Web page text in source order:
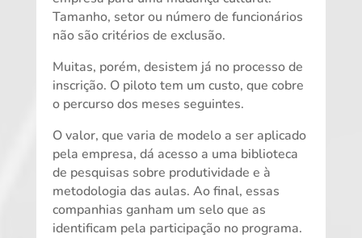
Tamanho, setor ou número de funcionários
não são critérios de exclusão.
Muitas, porém, desistem já no processo de
inscrição. O piloto tem um custo, que cobre
o percurso dos meses seguintes.
O valor, que varia de modelo a ser aplicado
pela empresa, dá acesso a uma biblioteca
de pesquisas sobre produtividade e à
metodologia das aulas. Ao final, essas
companhias ganham um selo que as
identificam pela participação no programa.